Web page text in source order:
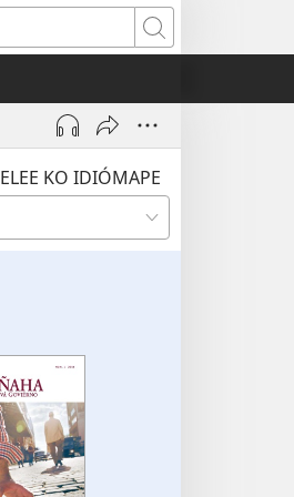
Eheka
ELEE KO IDIÓMAPE